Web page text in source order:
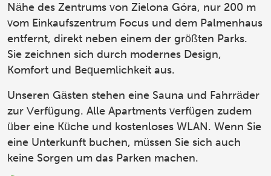
Nähe des Zentrums von Zielona Góra, nur 200 m
vom Einkaufszentrum Focus und dem Palmenhaus
entfernt, direkt neben einem der größten Parks.
Sie zeichnen sich durch modernes Design,
Komfort und Bequemlichkeit aus.
Unseren Gästen stehen eine Sauna und Fahrräder
zur Verfügung. Alle Apartments verfügen zudem
über eine Küche und kostenloses WLAN. Wenn Sie
eine Unterkunft buchen, müssen Sie sich auch
keine Sorgen um das Parken machen.